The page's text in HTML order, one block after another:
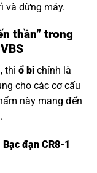
và dừng máy.
thần” trong
thì ổ bi chính là
cho các cơ cấu
này mang đến
đạn CR8-1